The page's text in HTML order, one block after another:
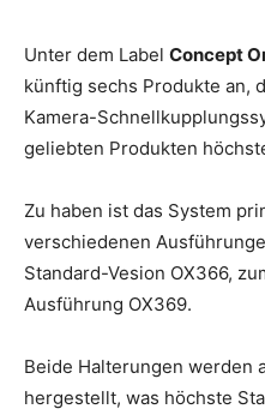
Unter dem Label Concept
künftig sechs Produkte an,
Kamera-
geliebten Produkten
Zu haben ist das System
verschiedenen
Standard-Vesion OX366,
Ausführung OX369.
Beide Halterungen werden
hergestellt, was höchste